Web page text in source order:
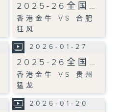
2025-26全国…
香港金牛 VS 合肥
狂风
2026-01-27
2025-26全国…
香港金牛 VS 贵州
猛龙
2026-01-20